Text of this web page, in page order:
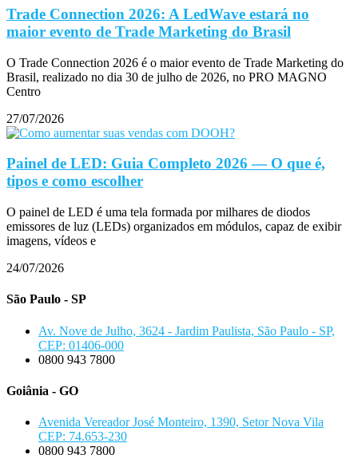
Trade Connection 2026: A LedWave estará no
maior evento de Trade Marketing do Brasil
O Trade Connection 2026 é o maior evento de Trade Marketing do
Brasil, realizado no dia 30 de julho de 2026, no PRO MAGNO
Centro
27/07/2026
Painel de LED: Guia Completo 2026 — O que é,
tipos e como escolher
O painel de LED é uma tela formada por milhares de diodos
emissores de luz (LEDs) organizados em módulos, capaz de exibir
imagens, vídeos e
24/07/2026
São Paulo - SP
Av. Nove de Julho, 3624 - Jardim Paulista, São Paulo - SP,
CEP: 01406-000
0800 943 7800
Goiânia - GO
Avenida Vereador José Monteiro, 1390, Setor Nova Vila
CEP: 74.653-230
0800 943 7800